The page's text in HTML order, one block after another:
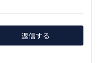
返信する